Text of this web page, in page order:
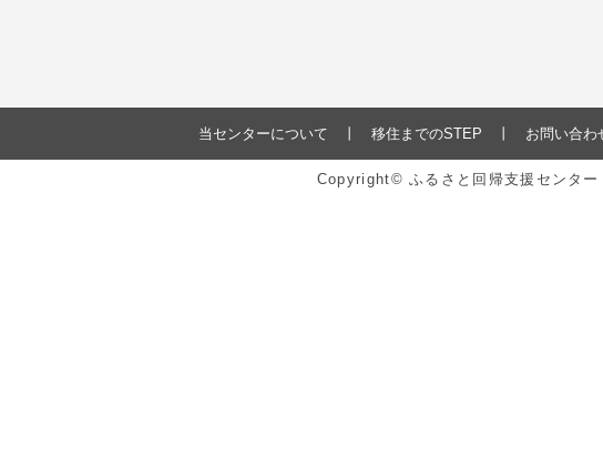
当センターについて 移住までのSTEP お問い合わ
Copyright© ふるさと回帰支援センタ